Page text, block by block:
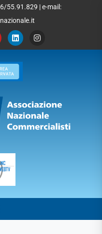
55.91.829 | e-mail: